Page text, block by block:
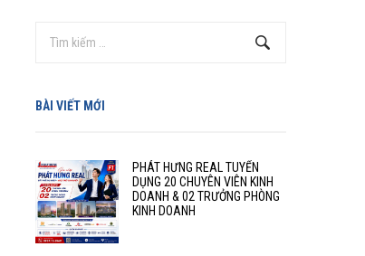
BÀI VIẾT MỚI
PHÁT HƯNG REAL TUYỂN
DỤNG 20 CHUYÊN VIÊN KINH
DOANH & 02 TRƯỞNG PHÒNG
KINH DOANH